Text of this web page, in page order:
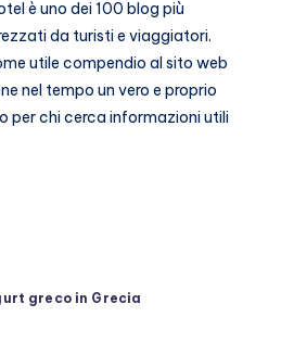
è uno dei 100 blog più
da turisti e viaggiatori.
utile compendio al sito web
nel tempo un vero e proprio
per chi cerca informazioni utili
greco in Grecia